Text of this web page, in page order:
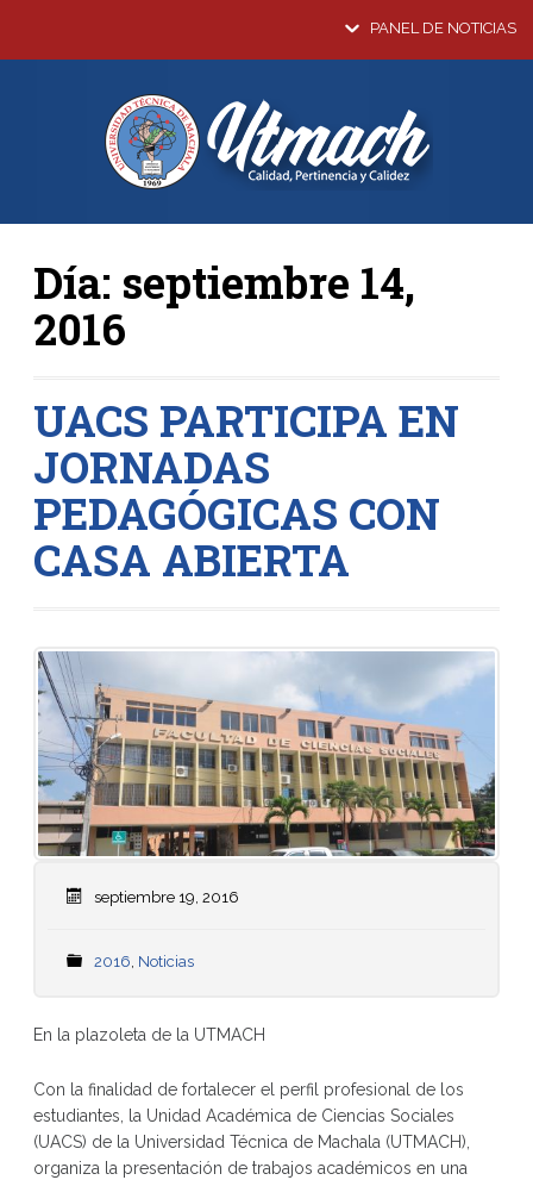
PANEL DE NOTICIAS
Día: septiembre 14,
2016
UACS PARTICIPA EN
JORNADAS
PEDAGÓGICAS CON
CASA ABIERTA
septiembre 19, 2016
2016, Noticias
En la plazoleta de la UTMACH
Con la finalidad de fortalecer el perfil profesional de los
estudiantes, la Unidad Académica de Ciencias Sociales
(UACS) de la Universidad Técnica de Machala (UTMACH),
organiza la presentación de trabajos académicos en una